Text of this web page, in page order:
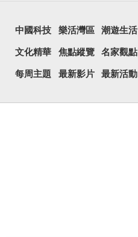
中國科技 樂活灣區 潮遊生活
文化精華 焦點縱覽 名家觀點
每周主題 最新影片 最新活動